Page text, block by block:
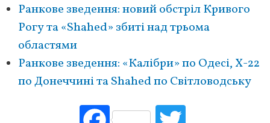
Ранкове зведення: новий обстріл Кривого
Рогу та «Shahed» збиті над трьома
областями
Ранкове зведення: «Калібри» по Одесі, Х-22
по Донеччині та Shahed по Світловодську
Fac